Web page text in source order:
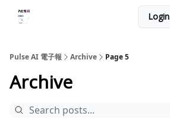
Login
Pulse AI 電子報 Archive Page 5
Archive